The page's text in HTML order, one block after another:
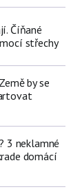
Číňané
střechy
by se
3 neklamné
domácí